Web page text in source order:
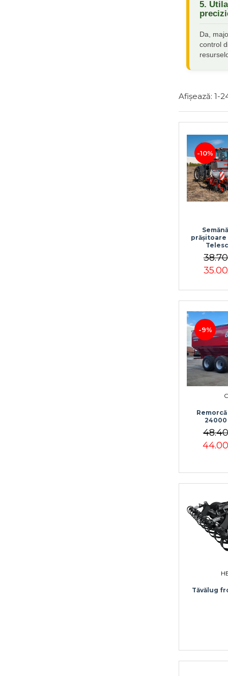
5.
Da,
control
Afișează: 1-
-10%
prășitoare
-9%
24000
Tăvălug